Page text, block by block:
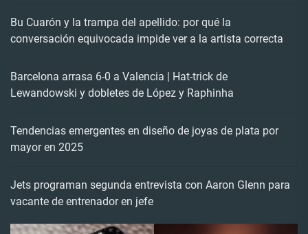
Bu Cuarón y la trampa del apellido: por qué la
conversación equivocada impide ver a la artista correcta
Barcelona arrasa 6-0 a Valencia | Hat-trick de
Lewandowski y dobletes de López y Raphinha
Tendencias emergentes en diseño de joyas de plata por
mayor en 2025
Jets programan segunda entrevista con Aaron Glenn para
vacante de entrenador en jefe